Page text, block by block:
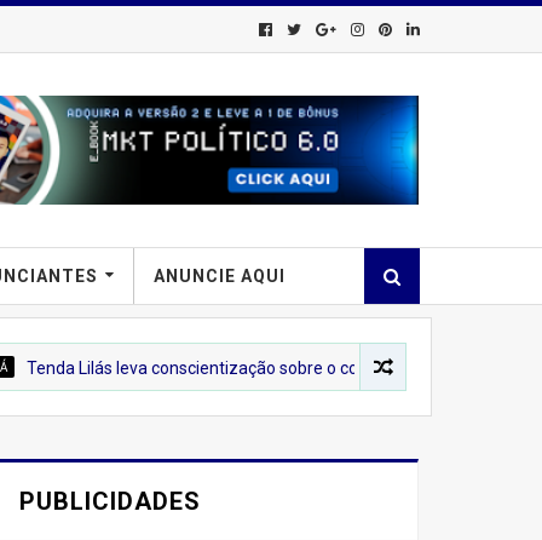
ANUNCIE AQUI
leva conscientização sobre o combate à violência contra a mulher
PUBLICIDADES